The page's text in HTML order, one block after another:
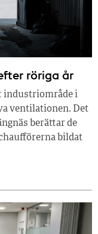
röriga år
industriområde i
ventilationen. Det
berättar de
bildat